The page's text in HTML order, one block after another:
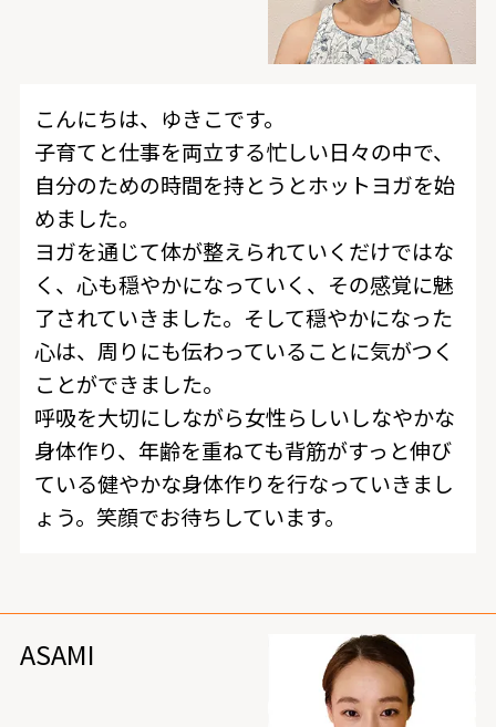
こんにちは、ゆきこです。
子育てと仕事を両立する忙しい日々の中で、
自分のための時間を持とうとホットヨガを始
めました。
ヨガを通じて体が整えられていくだけではな
く、心も穏やかになっていく、その感覚に魅
了されていきました。そして穏やかになった
心は、周りにも伝わっていることに気がつく
ことができました。
呼吸を大切にしながら女性らしいしなやかな
身体作り、年齢を重ねても背筋がすっと伸び
ている健やかな身体作りを行なっていきまし
ょう。笑顔でお待ちしています。
ASAMI